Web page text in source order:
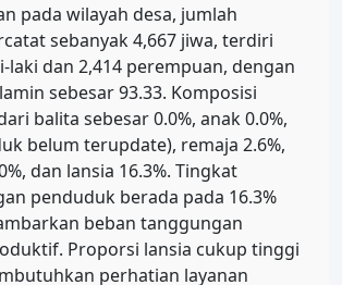
pada wilayah desa, jumlah
sebanyak 4,667 jiwa, terdiri
laki dan 2,414 perempuan, dengan
sebesar 93.33. Komposisi
balita sebesar 0.0%, anak 0.0%,
belum terupdate), remaja 2.6%,
dan lansia 16.3%. Tingkat
penduduk berada pada 16.3%
beban tanggungan
Proporsi lansia cukup tinggi
perhatian layanan